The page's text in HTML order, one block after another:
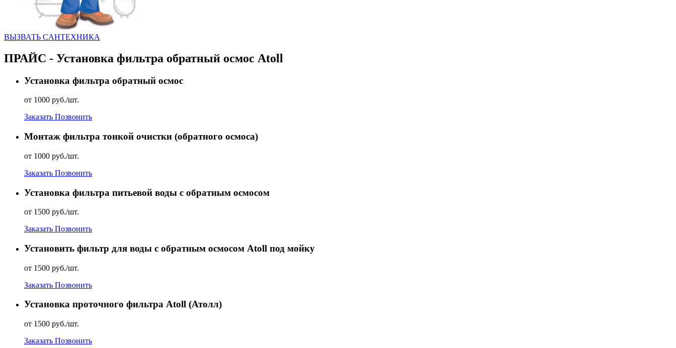
ВЫЗВАТЬ CАНТЕХНИКА
ПРАЙС - Установка фильтра обратный осмос Atoll
Установка фильтра обратный осмос
от 1000 руб./шт.
Заказать Позвонить
Монтаж фильтра тонкой очистки (обратного осмоса)
от 1000 руб./шт.
Заказать Позвонить
Установка фильтра питьевой воды с обратным осмосом
от 1500 руб./шт.
Заказать Позвонить
Установить фильтр для воды с обратным осмосом Atoll под мойку
от 1500 руб./шт.
Заказать Позвонить
Установка проточного фильтра Atoll (Атолл)
от 1500 руб./шт.
Заказать Позвонить